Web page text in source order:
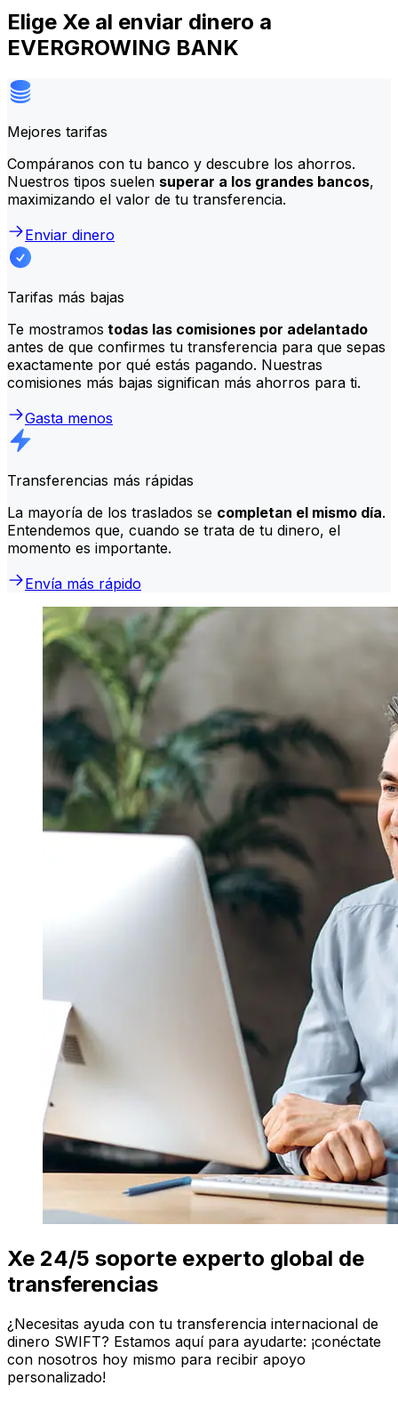
Elige Xe al enviar dinero a
EVERGROWING BANK
Mejores tarifas
Compáranos con tu banco y descubre los ahorros.
Nuestros tipos suelen superar a los grandes bancos,
maximizando el valor de tu transferencia.
Enviar dinero
Tarifas más bajas
Te mostramos todas las comisiones por adelantado
antes de que confirmes tu transferencia para que sepas
exactamente por qué estás pagando. Nuestras
comisiones más bajas significan más ahorros para ti.
Gasta menos
Transferencias más rápidas
La mayoría de los traslados se completan el mismo día.
Entendemos que, cuando se trata de tu dinero, el
momento es importante.
Envía más rápido
Xe 24/5 soporte experto global de
transferencias
¿Necesitas ayuda con tu transferencia internacional de
dinero SWIFT? Estamos aquí para ayudarte: ¡conéctate
con nosotros hoy mismo para recibir apoyo
personalizado!